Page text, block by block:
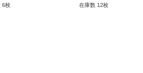
6枚 在庫数 12枚